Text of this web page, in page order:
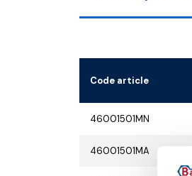
Code article
46001501MN
46001501MA